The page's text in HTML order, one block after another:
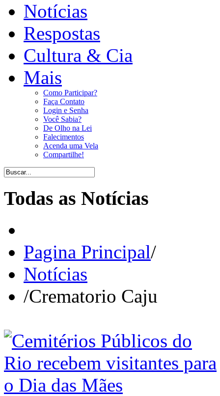
Notícias
Respostas
Cultura & Cia
Mais
Como Participar?
Faça Contato
Login e Senha
Você Sabia?
De Olho na Lei
Falecimentos
Acenda uma Vela
Compartilhe!
Todas as Notícias
Pagina Principal/
Notícias
/Crematorio Caju